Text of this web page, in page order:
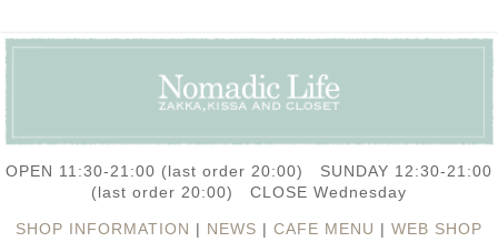
OPEN 11:30-21:00 (last order 20:00) SUNDAY 12:30-21:00
(last order 20:00) CLOSE Wednesday
SHOP INFORMATION | NEWS | CAFE MENU | WEB SHOP